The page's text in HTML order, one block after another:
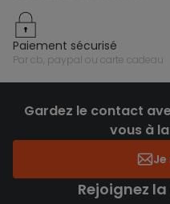
paiement sécurisé
par cb, paypal ou carte cadeau
Gardez le contact
vous à
Rejoignez